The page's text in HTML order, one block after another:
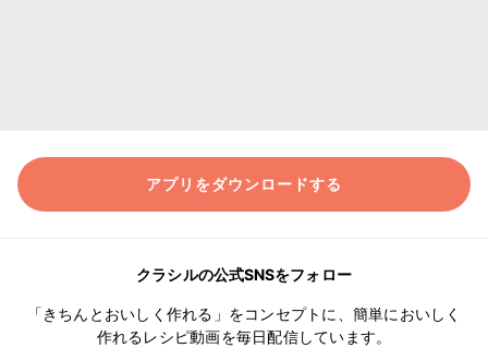
アプリをダウンロードする
クラシルの公式SNSをフォロー
「きちんとおいしく作れる」をコンセプトに、簡単においしく
作れるレシピ動画を毎日配信しています。